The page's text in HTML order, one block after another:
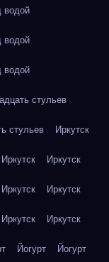
стульев
стульев Иркутск
Иркутск Иркутск
Иркутск Иркутск
Иркутск Иркутск
Йогурт Йогурт